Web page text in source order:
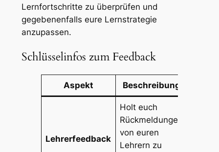
Lernfortschritte zu überprüfen und
gegebenenfalls eure Lernstrategie
anzupassen.
Schlüsselinfos zum Feedback
Aspekt Beschreibung
Lehrerfeedback
Holt euch
Rückmeldungen
von euren
Lehrern zu